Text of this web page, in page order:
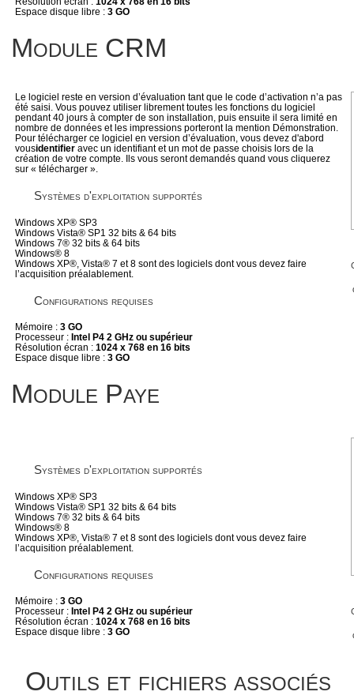
Espace disque libre : 3 GO
Module CRM
Le logiciel reste en version d’évaluation tant que le code d’activation n’a pas
été saisi. Vous pouvez utiliser librement toutes les fonctions du logiciel
pendant 40 jours à compter de son installation, puis ensuite il sera limité en
nombre de données et les impressions porteront la mention Démonstration.
Pour télécharger ce logiciel en version d’évaluation, vous devez d'abord
vousidentifier avec un identifiant et un mot de passe choisis lors de la
création de votre compte. Ils vous seront demandés quand vous cliquerez
sur « télécharger ».
Systèmes d'exploitation supportés
Windows XP® SP3
Windows Vista® SP1 32 bits & 64 bits
Windows 7® 32 bits & 64 bits
Windows® 8
Windows XP®, Vista® 7 et 8 sont des logiciels dont vous devez faire
l’acquisition préalablement.
Configurations requises
Mémoire : 3 GO
Processeur : Intel P4 2 GHz ou supérieur
Résolution écran : 1024 x 768 en 16 bits
Espace disque libre : 3 GO
Module Paye
Systèmes d'exploitation supportés
Windows XP® SP3
Windows Vista® SP1 32 bits & 64 bits
Windows 7® 32 bits & 64 bits
Windows® 8
Windows XP®, Vista® 7 et 8 sont des logiciels dont vous devez faire
l’acquisition préalablement.
Configurations requises
Mémoire : 3 GO
Processeur : Intel P4 2 GHz ou supérieur
Résolution écran : 1024 x 768 en 16 bits
Espace disque libre : 3 GO
Outils et fichiers associés